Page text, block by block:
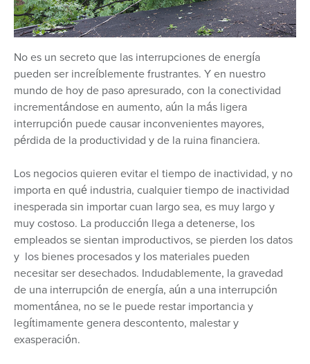
No es un secreto que las interrupciones de energía
pueden ser increíblemente frustrantes. Y en nuestro
mundo de hoy de paso apresurado, con la conectividad
incrementándose en aumento, aún la más ligera
interrupción puede causar inconvenientes mayores,
pérdida de la productividad y de la ruina financiera.
Los negocios quieren evitar el tiempo de inactividad, y no
importa en qué industria, cualquier tiempo de inactividad
inesperada sin importar cuan largo sea, es muy largo y
muy costoso. La producción llega a detenerse, los
empleados se sientan improductivos, se pierden los datos
y los bienes procesados y los materiales pueden
necesitar ser desechados. Indudablemente, la gravedad
de una interrupción de energía, aún a una interrupción
momentánea, no se le puede restar importancia y
legítimamente genera descontento, malestar y
exasperación.